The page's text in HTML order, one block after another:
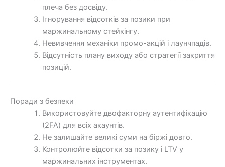
плеча без досвіду.
Ігнорування відсотків за позики при
маржинальному стейкінгу.
Невивчення механіки промо-акцій і лаунчпадів.
Відсутність плану виходу або стратегії закриття
позицій.
Поради з безпеки
Використовуйте двофакторну аутентифікацію
(2FA) для всіх акаунтів.
Не залишайте великі суми на біржі довго.
Контролюйте відсотки за позику і LTV у
маржинальних інструментах.